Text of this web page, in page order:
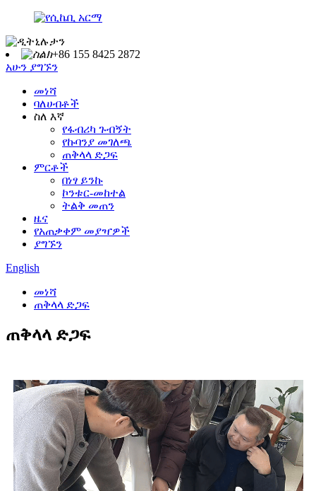
+86 155 8425 2872
አሁን ያግኙን
መነሻ
ባለሀብቶች
ስለ እኛ
የፋብሪካ ጉብኝት
የኩባንያ መገለጫ
ጠቅላላ ድጋፍ
ምርቶች
በነፃ ይንኩ
ኮንቱር-መከተል
ትልቅ መጠን
ዜና
የአጠቃቀም መያዣዎች
ያግኙን
English
መነሻ
ጠቅላላ ድጋፍ
ጠቅላላ ድጋፍ